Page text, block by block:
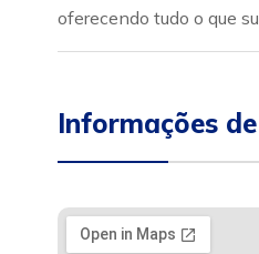
oferecendo tudo o que
Informações